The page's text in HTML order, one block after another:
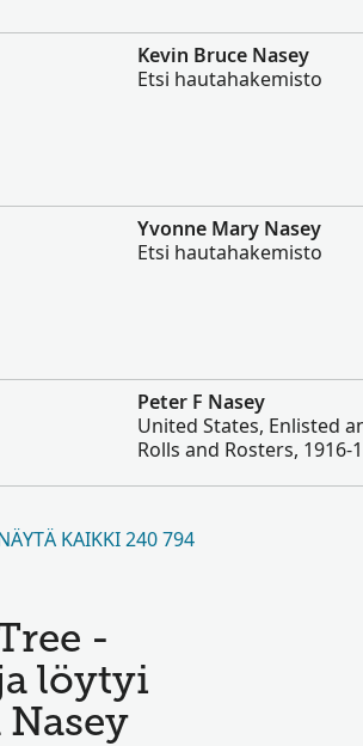
Kevin Bruce Nasey
Etsi hautahakemisto
Yvonne Mary Nasey
Etsi hautahakemisto
Peter F Nasey
United States, Enlisted
Rolls and Rosters, 1916-
KAIKKI 240 794
-
löytyi